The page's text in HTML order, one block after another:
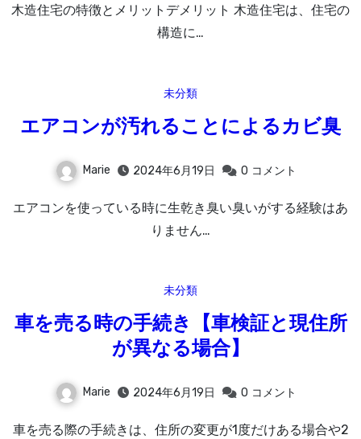
木造住宅の特徴とメリットデメリット 木造住宅は、住宅の
構造に…
未分類
エアコンが汚れることによるカビ臭
Marie 2024年6月19日 0 コメント
エアコンを使っている時に生乾き臭い臭いがする経験はあ
りません…
未分類
車を売る時の手続き【車検証と現住所
が異なる場合】
Marie 2024年6月19日 0 コメント
車を売る際の手続きは、住所の変更が1度だけある場合や2